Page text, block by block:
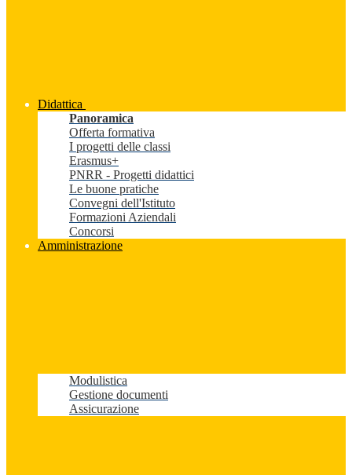
Didattica
Panoramica
Offerta formativa
I progetti delle classi
Erasmus+
PNRR - Progetti didattici
Le buone pratiche
Convegni dell'Istituto
Formazioni Aziendali
Concorsi
Amministrazione
Modulistica
Gestione documenti
Assicurazione